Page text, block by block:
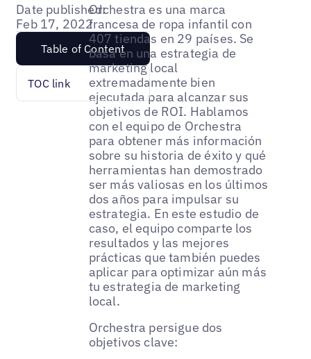
Date published:
Feb 17, 2022
Table of Content
TOC link
Orchestra es una marca
francesa de ropa infantil con
407 tiendas en 29 países. Se
basa en una estrategia de
marketing local
extremadamente bien
ejecutada para alcanzar sus
objetivos de ROI. Hablamos
con el equipo de Orchestra
para obtener más información
sobre su historia de éxito y qué
herramientas han demostrado
ser más valiosas en los últimos
dos años para impulsar su
estrategia. En este estudio de
caso, el equipo comparte los
resultados y las mejores
prácticas que también puedes
aplicar para optimizar aún más
tu estrategia de marketing
local.
Orchestra persigue dos
objetivos clave: